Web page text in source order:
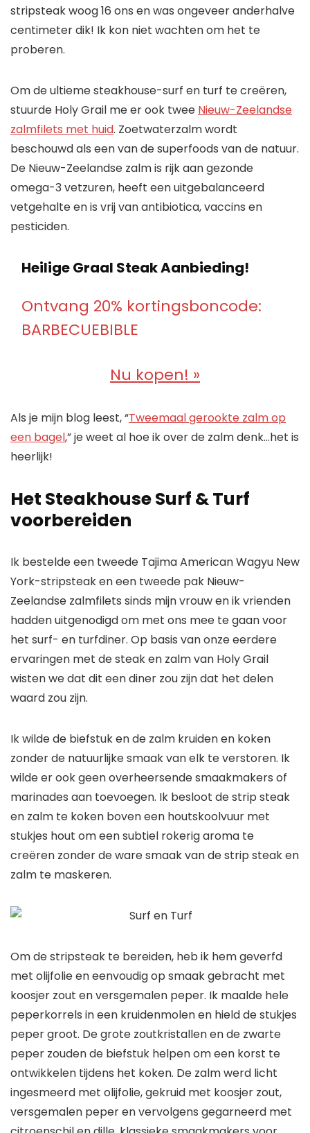
stripsteak woog 16 ons en was ongeveer anderhalve
centimeter dik! Ik kon niet wachten om het te
proberen.
Om de ultieme steakhouse-surf en turf te creëren,
stuurde Holy Grail me er ook twee Nieuw-Zeelandse
zalmfilets met huid. Zoetwaterzalm wordt
beschouwd als een van de superfoods van de natuur.
De Nieuw-Zeelandse zalm is rijk aan gezonde
omega-3 vetzuren, heeft een uitgebalanceerd
vetgehalte en is vrij van antibiotica, vaccins en
pesticiden.
Heilige Graal Steak Aanbieding!
Ontvang 20% ​​kortingsboncode:
BARBECUEBIBLE
Nu kopen! »
Als je mijn blog leest, “Tweemaal gerookte zalm op
een bagel,” je weet al hoe ik over de zalm denk…het is
heerlijk!
Het Steakhouse Surf & Turf
voorbereiden
Ik bestelde een tweede Tajima American Wagyu New
York-stripsteak en een tweede pak Nieuw-
Zeelandse zalmfilets sinds mijn vrouw en ik vrienden
hadden uitgenodigd om met ons mee te gaan voor
het surf- en turfdiner. Op basis van onze eerdere
ervaringen met de steak en zalm van Holy Grail
wisten we dat dit een diner zou zijn dat het delen
waard zou zijn.
Ik wilde de biefstuk en de zalm kruiden en koken
zonder de natuurlijke smaak van elk te verstoren. Ik
wilde er ook geen overheersende smaakmakers of
marinades aan toevoegen. Ik besloot de strip steak
en zalm te koken boven een houtskoolvuur met
stukjes hout om een ​​subtiel rokerig aroma te
creëren zonder de ware smaak van de strip steak en
zalm te maskeren.
Om de stripsteak te bereiden, heb ik hem geverfd
met olijfolie en eenvoudig op smaak gebracht met
koosjer zout en versgemalen peper. Ik maalde hele
peperkorrels in een kruidenmolen en hield de stukjes
peper groot. De grote zoutkristallen en de zwarte
peper zouden de biefstuk helpen om een ​​korst te
ontwikkelen tijdens het koken. De zalm werd licht
ingesmeerd met olijfolie, gekruid met koosjer zout,
versgemalen peper en vervolgens gegarneerd met